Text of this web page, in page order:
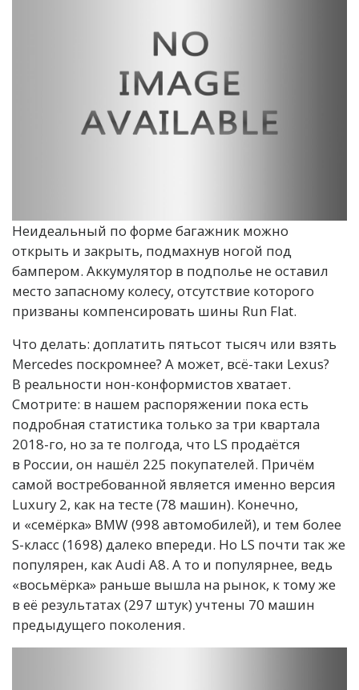
Неидеальный по форме багажник можно
открыть и закрыть, подмахнув ногой под
бампером. Аккумулятор в подполье не оставил
место запасному колесу, отсутствие которого
призваны компенсировать шины Run Flat.
Что делать: доплатить пятьсот тысяч или взять
Mercedes поскромнее? А может, всё-таки Lexus?
В реальности нон-конформистов хватает.
Смотрите: в нашем распоряжении пока есть
подробная статистика только за три квартала
2018-го, но за те полгода, что LS продаётся
в России, он нашёл 225 покупателей. Причём
самой востребованной является именно версия
Luxury 2, как на тесте (78 машин). Конечно,
и «семёрка» BMW (998 автомобилей), и тем более
S-класс (1698) далеко впереди. Но LS почти так же
популярен, как Audi A8. А то и популярнее, ведь
«восьмёрка» раньше вышла на рынок, к тому же
в её результатах (297 штук) учтены 70 машин
предыдущего поколения.